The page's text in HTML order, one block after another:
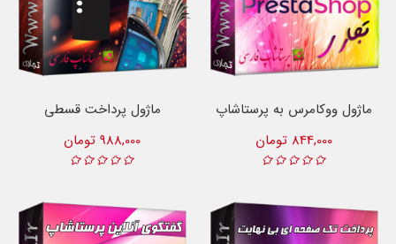
ماژول ووکامرس به پرستاشاپ
844,000 تومان
ماژول پرداخت قسطی
988,000 تومان